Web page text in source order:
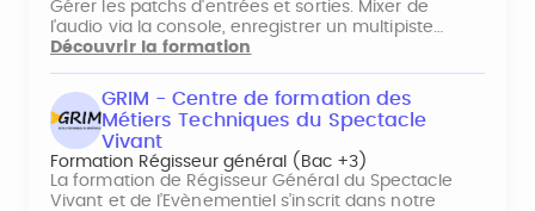
Gérer les patchs d'entrées et sorties. Mixer de
l'audio via la console, enregistrer un multipiste…
Découvrir la formation
GRIM - Centre de formation des
Métiers Techniques du Spectacle
Vivant
Formation Régisseur général (Bac +3)
La formation de Régisseur Général du Spectacle
Vivant et de l’Evènementiel s’inscrit dans notre